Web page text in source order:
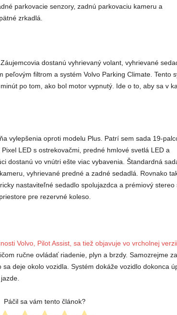
parkovacie senzory, zadnú parkovaciu kameru a
zrkadlá.
dostanú vyhrievaný volant, vyhrievané
peľovým filtrom a systém Volvo Parking Climate. Tento
po tom, ako bol motor vypnutý. Ide o to, aby sa v
vylepšenia oproti modelu Plus. Patrí sem sada 19-
LED s ostrekovačmi, predné hmlové svetlá LED a
dostanú vo vnútri ešte viac vybavenia. Štandardná
vyhrievané predné a zadné sedadlá. Rovnako
nastaviteľné sedadlo spolujazdca a prémiový stereo
pre rezervné koleso.
Volvo, Pilot Assist, sa tiež objavuje vo vrcholnej verzii
ručne ovládať riadenie, plyn a brzdy. Samozrejme za
deje okolo vozidla. Systém dokáže vozidlo dokonca
Páčil sa vám tento článok?